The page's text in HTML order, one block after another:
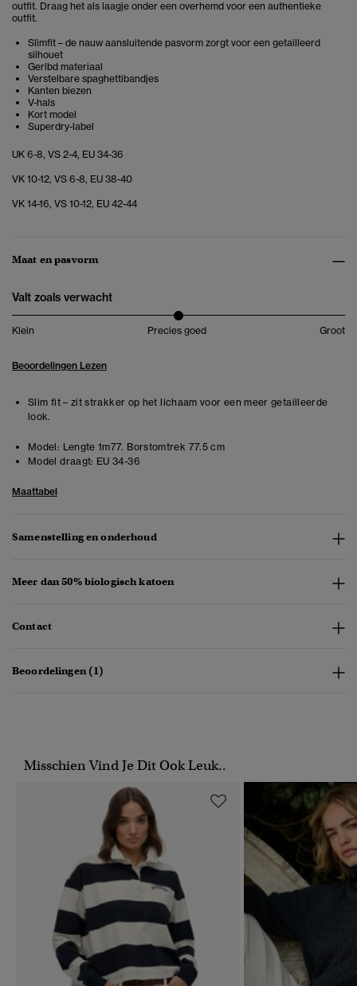
outfit. Draag het als laagje onder een overhemd voor een authentieke
outfit.
Slimfit – de nauw aansluitende pasvorm zorgt voor een getailleerd
silhouet
Geribd materiaal
Verstelbare spaghettibandjes
Kanten biezen
V-hals
Kort model
Superdry-label
UK 6-8, VS 2-4, EU 34-36
VK 10-12, VS 6-8, EU 38-40
VK 14-16, VS 10-12, EU 42-44
Maat en pasvorm
Valt zoals verwacht
Klein Precies goed Groot
Beoordelingen Lezen
Slim fit – zit strakker op het lichaam voor een meer getailleerde
look.
Model: Lengte 1m77. Borstomtrek 77.5 cm
Model draagt: EU 34-36
Maattabel
Samenstelling en onderhoud
Meer dan 50% biologisch katoen
Contact
Beoordelingen (1)
Misschien Vind Je Dit Ook Leuk..